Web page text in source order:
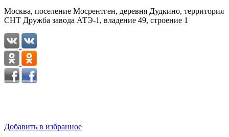
Москва, поселение Мосрентген, деревня Дудкино, территория
СНТ Дружба завода АТЭ-1, владение 49, строение 1
Добавить в избранное